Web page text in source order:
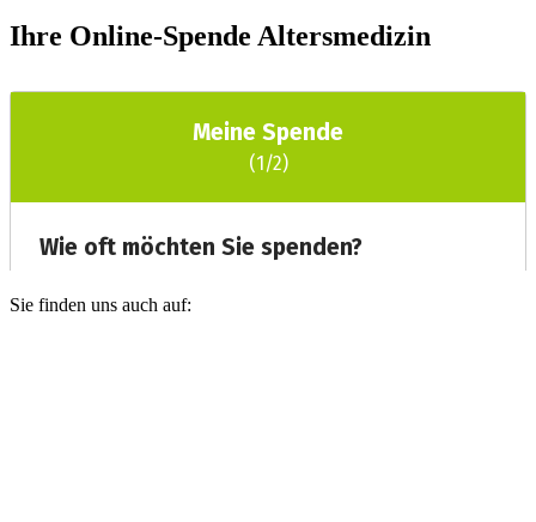
Ihre Online-Spende Altersmedizin
Sie finden uns auch auf: